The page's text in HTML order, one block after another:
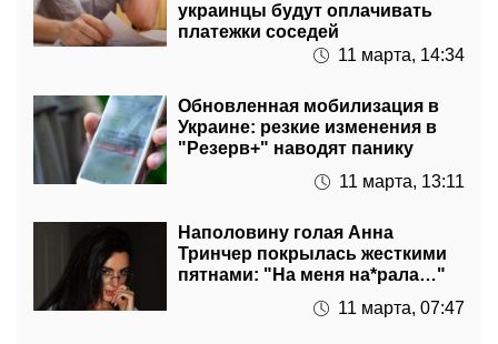
украинцы будут оплачивать
платежки соседей
11 марта, 14:34
Обновленная мобилизация в
Украине: резкие изменения в
"Резерв+" наводят панику
11 марта, 13:11
Наполовину голая Анна
Тринчер покрылась жесткими
пятнами: "На меня на*рала…"
11 марта, 07:47